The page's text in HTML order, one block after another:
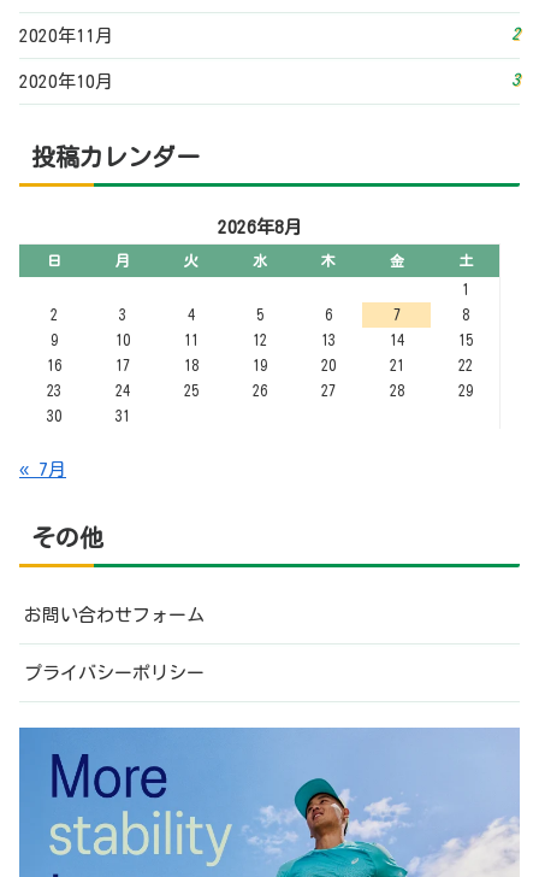
2020年11月 2
2020年10月 3
投稿カレンダー
2026年8月
日 月 火 水 木 金
土
1
2
3 4 5 6 7
8
9
10 11 12 13 14
15
16
17 18 19 20 21
22
23
24 25 26 27 28
29
30
31
« 7月
その他
お問い合わせフォーム
プライバシーポリシー